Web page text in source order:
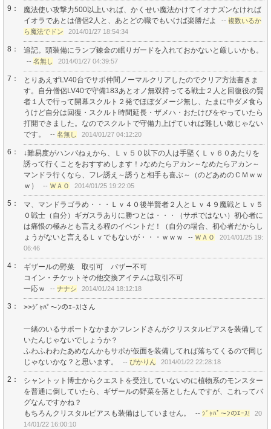
9：
魔法使い攻撃力500以上いれば、かくせい魔法かけてイオナズンなければ
イオラであとは僧侶2人と、あとどの職でもいけば楽勝だよ
-- 複数いるか
ら魔法でドン
2014/01/27 18:54:34
8： 追記。頭装備にランプ錬金の眠りガードを入れておかないと厳しいかも。
-- 名無し 2014/01/27 04:39:57
7：
とりあえずLV40台でサポ仲間ノーマルクリアしたのでクリア方法書きま
す。自分僧侶LV40で守備183あとオノ無双持ってる戦士２人と回復役の賢
者１人で行って開幕スクルト２発でほぼダメージ無し、たまに中ダメ食ら
うけど自分は回復・スクルト時間延長・ザメハ・おたけびをやっていたら
打開できました。なのでスクルトで守備力上げていれば難しい敵じゃない
です。
-- 名無し 2014/01/27 04:12:20
6：
↓難易度がハンパねぇから、Ｌｖ５０以下の人は手堅くＬｖ６０あたりを
誘って行くことをおすすめします！♪なめたらアカン～なめたらアカン～
マンドラ行くなら、フレ誘え～誘うと相手も喜ぶ～（のどあめのＣＭｗｗ
ｗ）
-- ＷＡＯ 2014/01/25 19:22:05
5：
マ、マンドラゴラめ・・・Ｌｖ４０後半賢者２人とＬｖ４９魔戦とＬｖ５
０戦士（自分）ギガスラありに勝つとは・・・（サポではない）初心者に
は痛恨の極みとも言える程のイベントだ！（自分の場合、初心者だからし
ょうがないと言えるＬｖでもないが・・・ｗｗｗ
-- ＷＡＯ
2014/01/25 19:
06:46
4：
ギザールの野菜 取引可 バザー不可
コイン・チケットその他交換アイテムは取引不可
一応ｗ
-- ナナシ 2014/01/24 18:12:18
3： >>ｼﾞｬﾊﾟ〜ﾝのｴｰｽ!さん
一緒のいるサポートなかまかフレンドさんがクリスタルピアスを装備して
いたんじゃないでしょうか？
ふわふわわたあめなんかもサポが仮面を装備してれば落ちてくるので同じ
じゃないかな？と思います。
-- ぴかりん 2014/01/22 22:28:18
2：
シャントット博士からクエストを受注していないのに植物系のモンスター
を普通に倒していたら、ギザールの野菜を落としたんですが、これってバ
グなんですかね？
もちろんクリスタルピアスも装備はしていません。
-- ｼﾞｬﾊﾟ〜ﾝのｴｰｽ!
20
14/01/22 16:00:10